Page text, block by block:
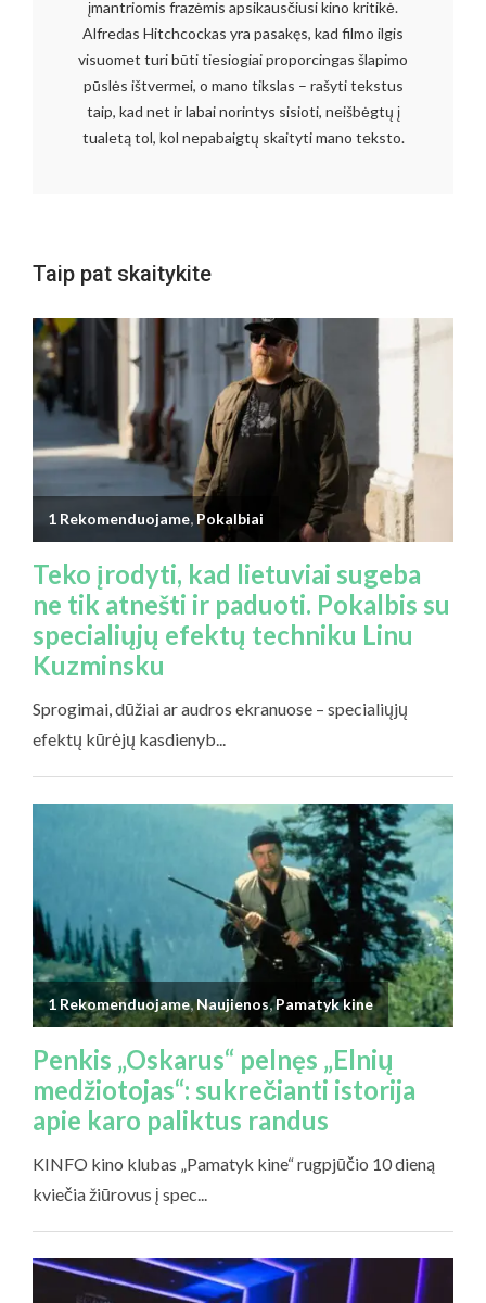
įmantriomis frazėmis apsikausčiusi kino kritikė.
Alfredas Hitchcockas yra pasakęs, kad filmo ilgis
visuomet turi būti tiesiogiai proporcingas šlapimo
pūslės ištvermei, o mano tikslas – rašyti tekstus
taip, kad net ir labai norintys sisioti, neišbėgtų į
tualetą tol, kol nepabaigtų skaityti mano teksto.
Taip pat skaitykite